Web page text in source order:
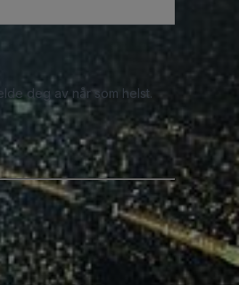
deg av når som helst.